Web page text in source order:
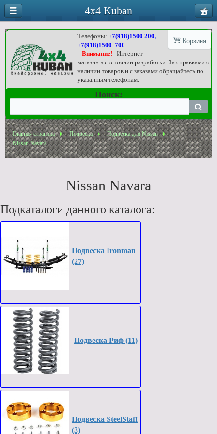
Корзина
Телефоны:+7(918)1500 200,
+7(918)1500 700
Внимание!
Интернет-
магазин в состоянии разработки. За справками о
наличии товаров и с заказами обращайтесь по
указанным телефонам.
Поиск:
Главная страница Подвеска
Подвеска для Nissan
Nissan Navara
Nissan Navara
Подкаталоги данного каталога:
Подвеска Ironman
(27)
Подвеска Риф (11)
Подвеска SteelStaff
(3)
4x4 Kuban